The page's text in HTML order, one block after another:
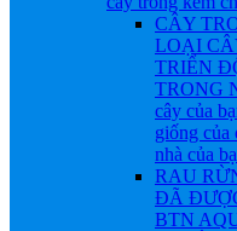
CÂY
LOẠI
TRIỂN
TRONG
cây của
giống của
nhà của
RAU
ĐÃ
BTN